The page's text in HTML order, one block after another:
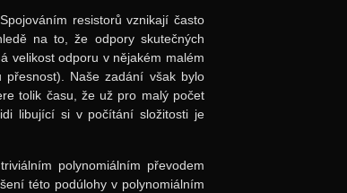
resistorů vznikají často
na to, že odpory skutečných
velikost odporu v nějakém malém
přesnost). Naše zadání však bylo
tolik času, že už pro malý počet
libující si v počítání složitosti je
polynomiálním převodem
této podúlohy v polynomiálním